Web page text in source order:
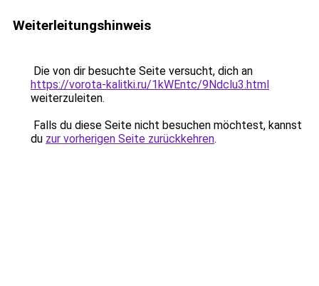
Weiterleitungshinweis
Die von dir besuchte Seite versucht, dich an
https://vorota-kalitki.ru/1kWEntc/9Ndclu3.html
weiterzuleiten.
Falls du diese Seite nicht besuchen möchtest, kannst
du zur vorherigen Seite zurückkehren.